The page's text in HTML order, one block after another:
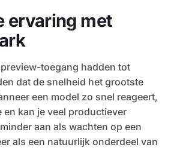
ervaring met
toegang hadden tot
dat de snelheid het grootste
een model zo snel reageert,
kan je veel productiever
aan als wachten op een
als een natuurlijk onderdeel van